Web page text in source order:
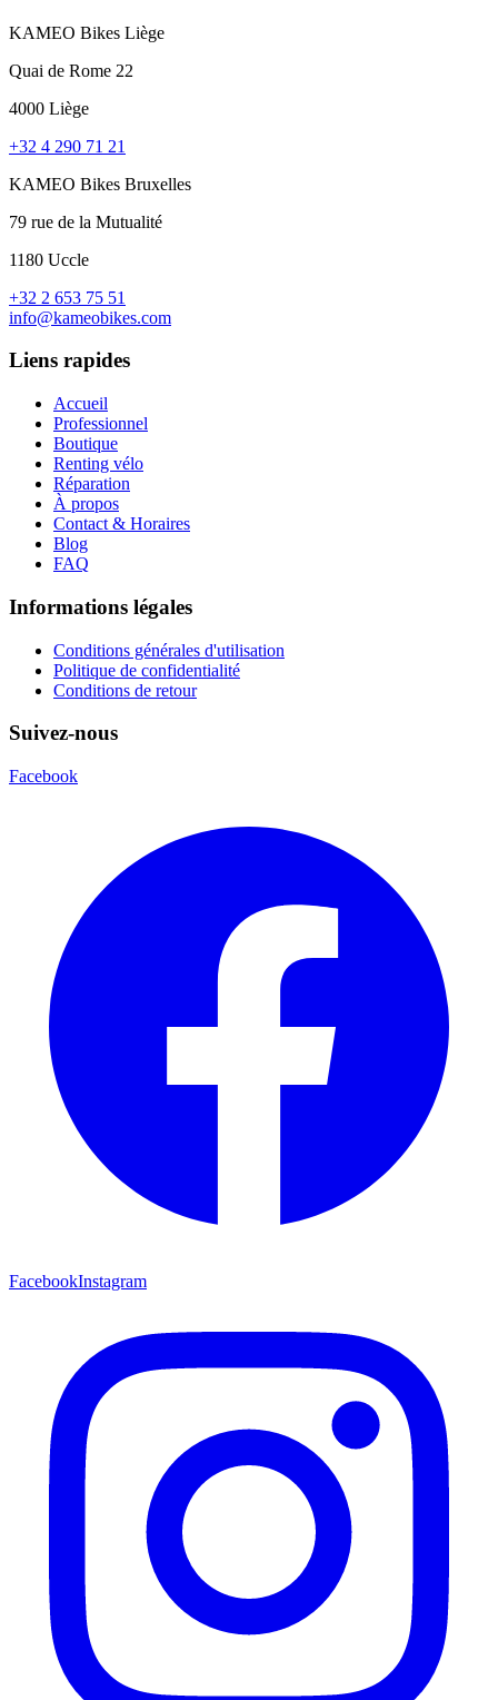
KAMEO Bikes Liège
Quai de Rome 22
4000 Liège
+32 4 290 71 21
KAMEO Bikes Bruxelles
79 rue de la Mutualité
1180 Uccle
+32 2 653 75 51
info@kameobikes.com
Liens rapides
Accueil
Professionnel
Boutique
Renting vélo
Réparation
À propos
Contact & Horaires
Blog
FAQ
Informations légales
Conditions générales d'utilisation
Politique de confidentialité
Conditions de retour
Suivez-nous
Facebook
FacebookInstagram